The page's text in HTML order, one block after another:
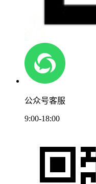
公众号客服
9:00-18:00